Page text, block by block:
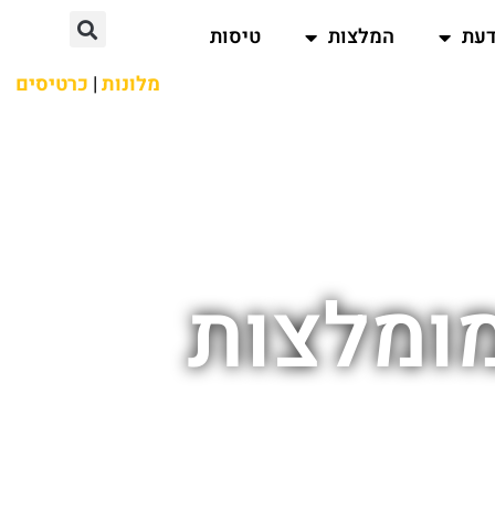
המלצות
טיסות
מלונות| כרטיסים